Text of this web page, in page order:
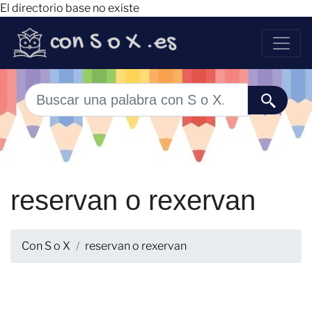
El directorio base no existe
reservan o rexervan
Con S o X reservan o rexervan